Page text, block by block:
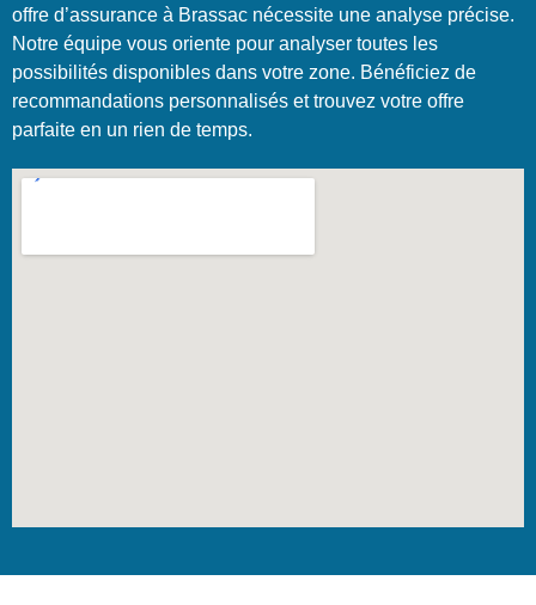
offre d’assurance à Brassac nécessite une analyse précise.
Notre équipe vous oriente pour analyser toutes les
possibilités disponibles dans votre zone. Bénéficiez de
recommandations personnalisés et trouvez votre offre
parfaite en un rien de temps.